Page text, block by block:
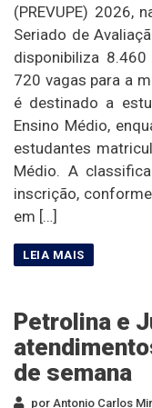
(PREVUPE) 2026,
Seriado de
disponibiliza 8.460
720 vagas para a
é destinado a
Ensino Médio,
estudantes
Médio. A
inscrição,
em […]
Petrolina e
de semana
por Antonio Carlos